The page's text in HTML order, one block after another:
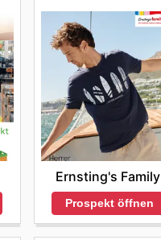
Ernsting's Family
Prospekt öffnen